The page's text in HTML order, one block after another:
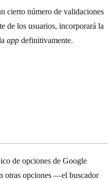
cierto número de validaciones
de los usuarios, incorporará la
app definitivamente.
de opciones de Google
otras opciones —el buscador